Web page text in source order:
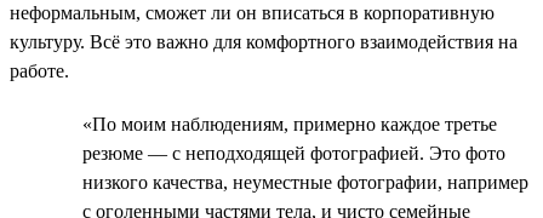
неформальным, сможет ли он вписаться в корпоративную
культуру. Всё это важно для комфортного взаимодействия на
работе.
«По моим наблюдениям, примерно каждое третье
резюме — с неподходящей фотографией. Это фото
низкого качества, неуместные фотографии, например
с оголенными частями тела, и чисто семейные